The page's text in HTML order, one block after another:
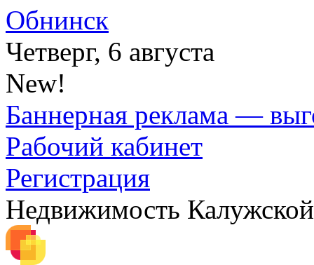
Обнинск
Четверг, 6 августа
New!
Баннерная реклама —
Рабочий кабинет
Регистрация
Недвижимость